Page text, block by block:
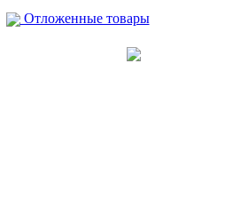
Отложенные товары